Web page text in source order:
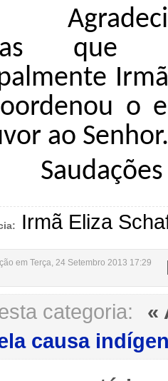
que
o
ao Senhor.
a
Irmã Eliza
em Terça, 24 Setembro 2013 17:29
categoria:
«
causa